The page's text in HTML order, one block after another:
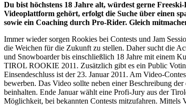
Du bist höchstens 18 Jahre alt, würdest gerne
Videoplattform gehört, erfolgt die Suche über einen
sowie ein Coaching durch Pro-Rider. Gleich
Immer wieder sorgen Rookies bei Contests und Jam
die Weichen für die Zukunft zu stellen. Daher sucht die
und Snowboarder bis einschließlich 18 Jahre mit einem
TIROL ROOKIE 2011. Zusätzlich gibt es ein Public
Einsendeschluss ist der 23. Januar 2011. Am Video-
bewerben. Das Video sollte neben einer Beschreibung
beinhalten. Ende Januar wählt eine Profi-Jury aus der
Möglichkeit, bei bekannten Contests mitzufahren.